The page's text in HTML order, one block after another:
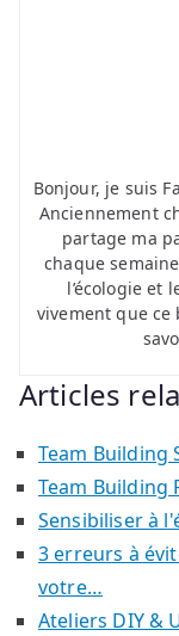
Bonjour, je suis
Anciennement
partage ma
chaque
l’écologie et
vivement que ce
Articles
Team Building
Team Building
Sensibiliser à
3 erreurs à
votre…
Ateliers DIY &